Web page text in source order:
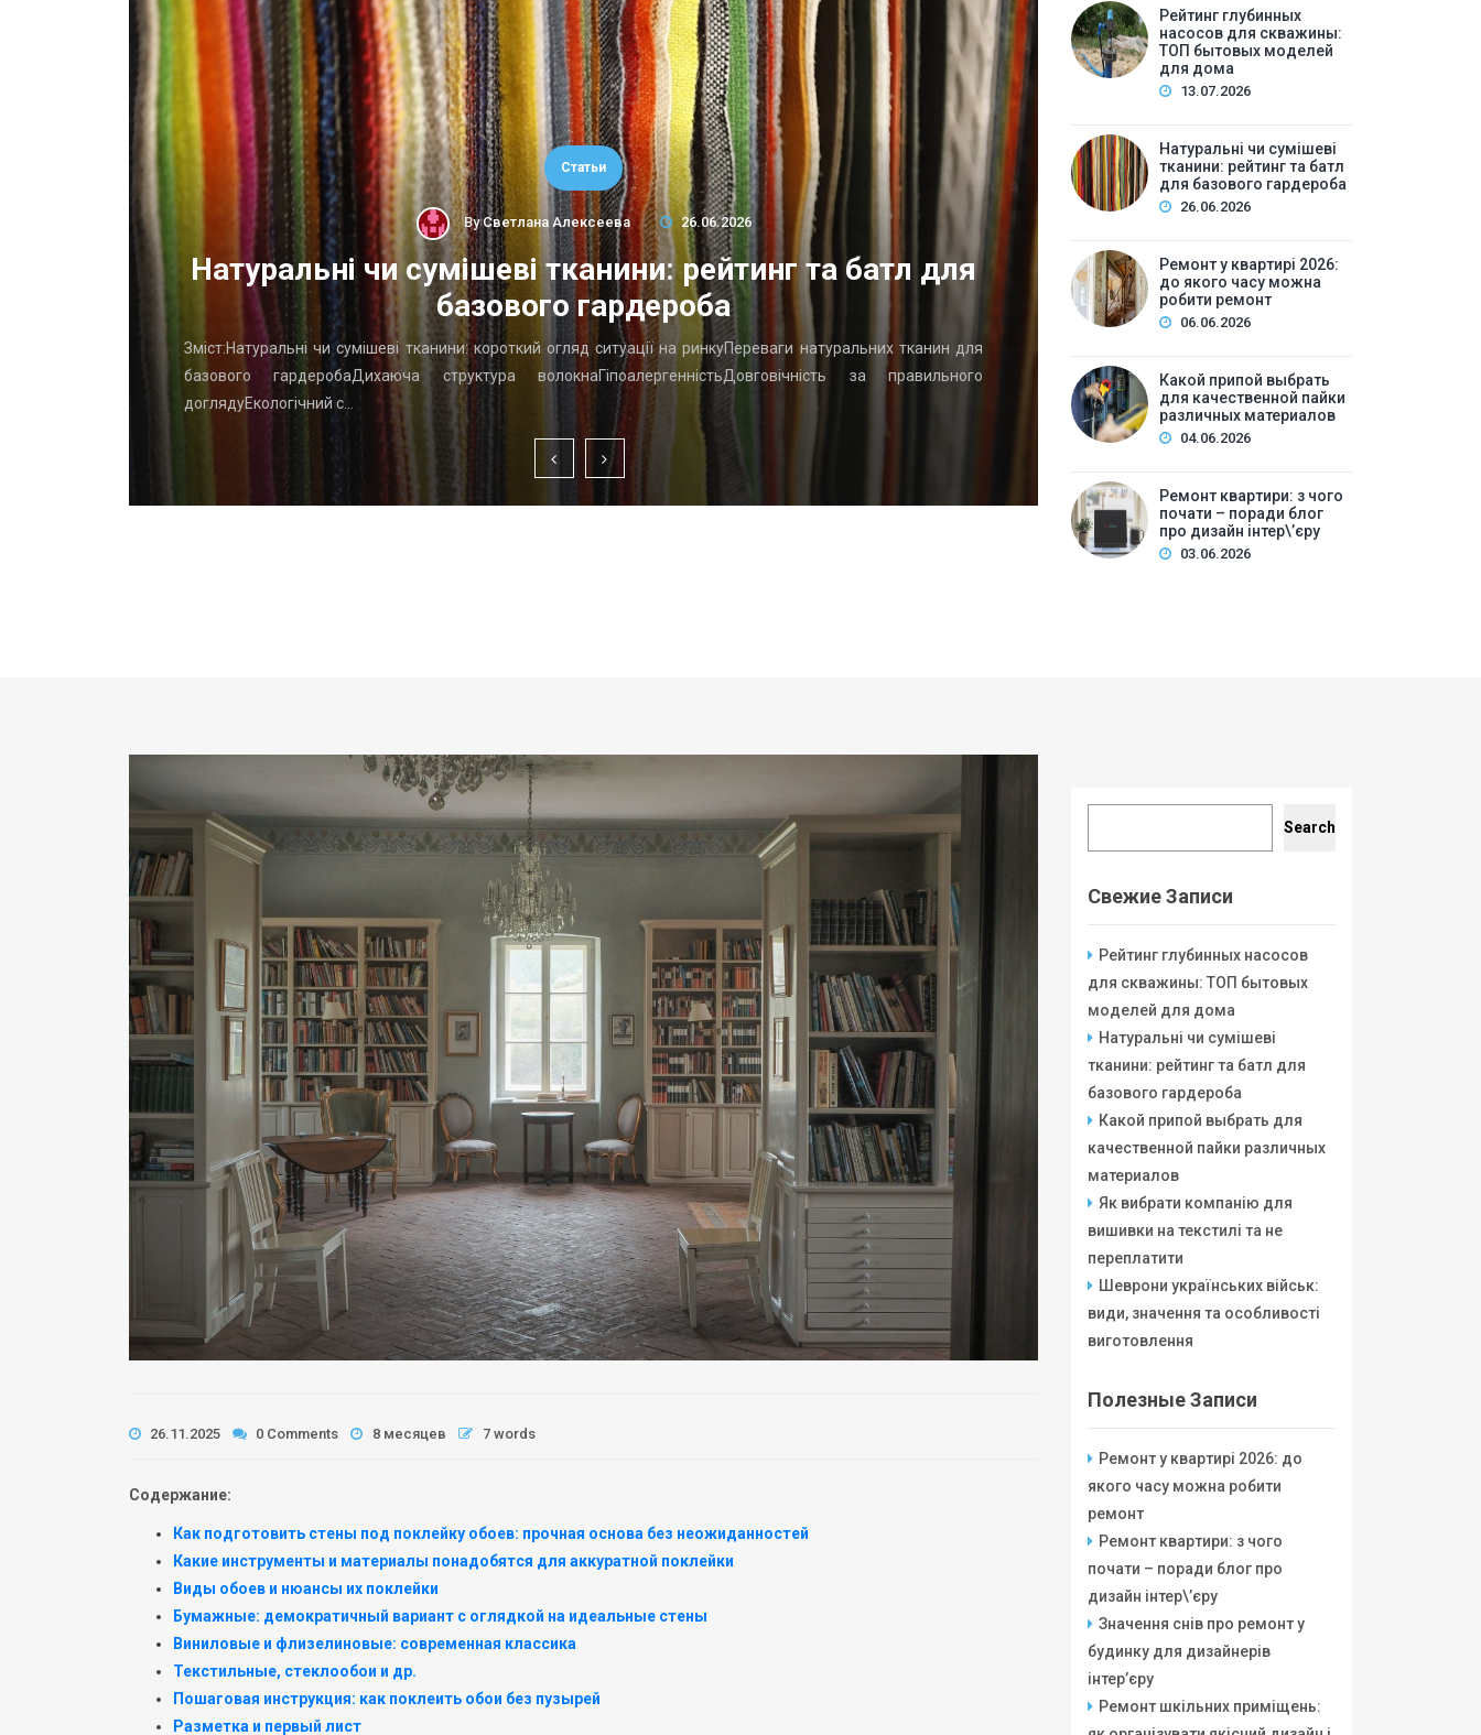
Статьи
ByСветлана Алексеева 26.06.2026
Натуральні чи сумішеві тканини: рейтинг та батл для
базового гардероба
Зміст:Натуральні чи сумішеві тканини: короткий огляд ситуації на ринкуПереваги натуральних тканин для
базового гардеробаДихаюча структура волокнаГіпоалергенністьДовговічність за правильного
доглядуЕкологічний с…
Ремонт у квартирі 2026:
робіт та обладнанняЛегкий косметичний
вечірній часКори…
Рейтинг глубинных
насосов для скважины:
ТОП бытовых моделей
для дома
13.07.2026
Натуральні чи сумішеві
тканини: рейтинг та батл
для базового гардероба
26.06.2026
Ремонт у квартирі 2026:
до якого часу можна
робити ремонт
06.06.2026
Какой припой выбрать
для качественной пайки
различных материалов
04.06.2026
Ремонт квартири: з чого
почати – поради блог
про дизайн інтер\’єру
03.06.2026
26.11.2025 0 Comments 8 месяцев 7 words
Содержание:
Как подготовить стены под поклейку обоев: прочная основа без неожиданностей
Какие инструменты и материалы понадобятся для аккуратной поклейки
Виды обоев и нюансы их поклейки
Бумажные: демократичный вариант с оглядкой на идеальные стены
Виниловые и флизелиновые: современная классика
Текстильные, стеклообои и др.
Пошаговая инструкция: как поклеить обои без пузырей
Разметка и первый лист
Search
Свежие Записи
Рейтинг глубинных насосов
для скважины: ТОП бытовых
моделей для дома
Натуральні чи сумішеві
тканини: рейтинг та батл для
базового гардероба
Какой припой выбрать для
качественной пайки различных
материалов
Як вибрати компанію для
вишивки на текстилі та не
переплатити
Шеврони українських військ:
види, значення та особливості
виготовлення
Полезные Записи
Ремонт у квартирі 2026: до
якого часу можна робити
ремонт
Ремонт квартири: з чого
почати – поради блог про
дизайн інтер\’єру
Значення снів про ремонт у
будинку для дизайнерів
інтер’єру
Ремонт шкільних приміщень: